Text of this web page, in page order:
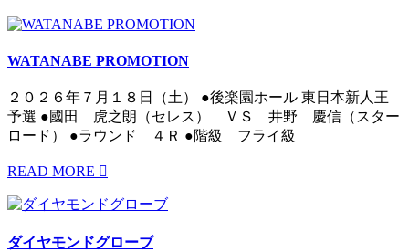
WATANABE PROMOTION
２０２６年７月１８日（土） ●後楽園ホール 東日本新人王
予選 ●國田 虎之朗（セレス） ＶＳ 井野 慶信（スター
ロード） ●ラウンド ４Ｒ ●階級 フライ級
READ MORE
ダイヤモンドグローブ